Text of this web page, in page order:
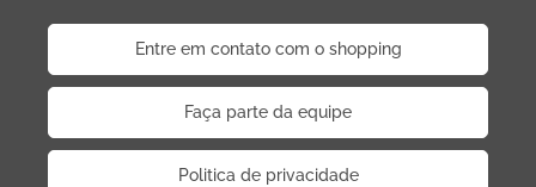
Entre em contato com o shopping
Faça parte da equipe
Politica de privacidade